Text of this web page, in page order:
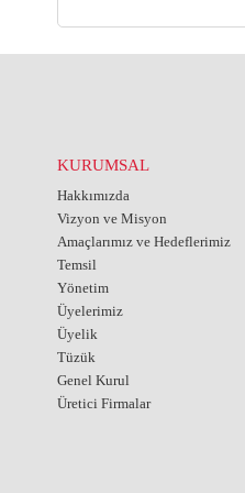
KURUMSAL
Hakkımızda
Vizyon ve Misyon
Amaçlarımız ve Hedeflerimiz
Temsil
Yönetim
Üyelerimiz
Üyelik
Tüzük
Genel Kurul
Üretici Firmalar